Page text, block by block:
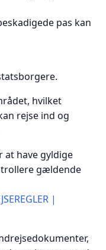
pas kan
hvilket
rejse ind og
at have gyldige
gældende
|